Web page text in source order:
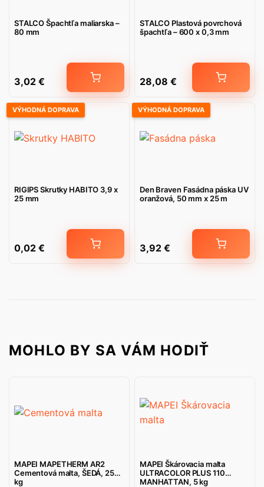
STALCO Špachtľa maliarska –
80 mm
3,02 €
STALCO Plastová povrchová
špachtľa – 600 x 0,3 mm
28,08 €
VÝHODNÁ DOPRAVA
RIGIPS Skrutky HABITO 3,9 x
25 mm
0,02 €
VÝHODNÁ DOPRAVA
Den Braven Fasádna páska UV
oranžová, 50 mm x 25 m
3,92 €
MOHLO BY SA VÁM HODIŤ
MAPEI MAPETHERM AR2
Cementová malta, ŠEDÁ, 25
kg
MAPEI Škárovacia malta
ULTRACOLOR PLUS 110
MANHATTAN, 5 kg